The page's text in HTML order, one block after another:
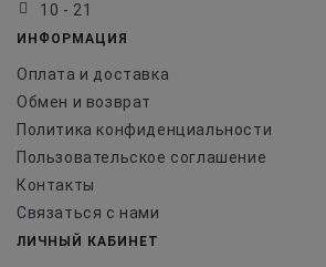
10 - 21
ИНФОРМАЦИЯ
Оплата и доставка
Обмен и возврат
Политика конфиденциальности
Пользовательское соглашение
Контакты
Связаться с нами
ЛИЧНЫЙ КАБИНЕТ